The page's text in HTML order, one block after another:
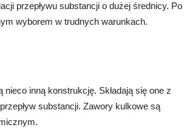
przepływu substancji o dużej średnicy. Po
wyborem w trudnych warunkach.
inną konstrukcję. Składają się one z
substancji. Zawory kulkowe są